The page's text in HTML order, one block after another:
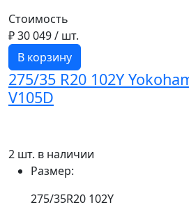
Стоимость
₽ 30 049/ шт.
В корзину
275/35 R20 102Y
V105D
2 шт. в наличии
Размер:
275/35R20 102Y